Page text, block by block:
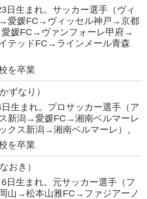
日生まれ。サッカー選手（ヴィ
→愛媛FC→ヴィッセル神戸→京都
媛FC→ヴァンフォーレ甲府→
テッドFC→ラインメール青森
を卒業
ずなり）
生まれ。プロサッカー選手（ア
新潟→愛媛FC→湘南ベルマーレ
クス新潟→湘南ベルマーレ）。
を卒業
おき）
日生まれ。元サッカー選手（フ
山→松本山雅FC→ファジアーノ